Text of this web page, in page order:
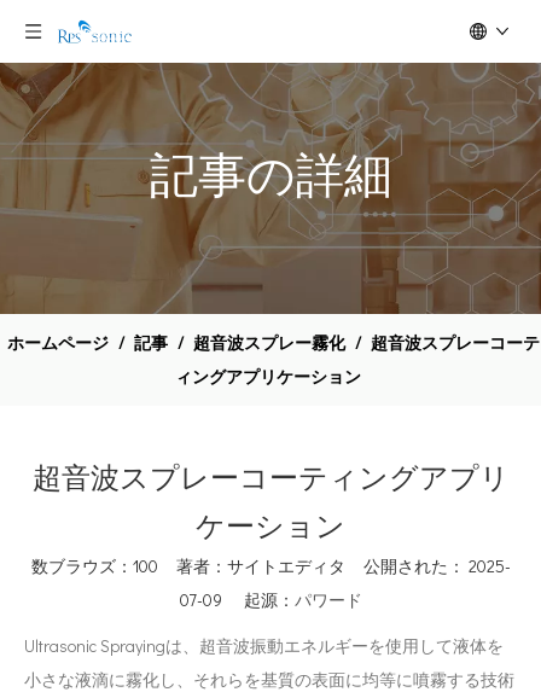
記事の詳細
ホームページ / 記事 / 超音波スプレー霧化 / 超音波スプレーコーテ
ィングアプリケーション
超音波スプレーコーティングアプリ
ケーション
数ブラウズ： 100 著者：サイトエディタ 公開された： 2025-
07-09 起源： パワード
Ultrasonic Sprayingは、超音波振動エネルギーを使用して液体を
小さな液滴に霧化し、それらを基質の表面に均等に噴霧する技術